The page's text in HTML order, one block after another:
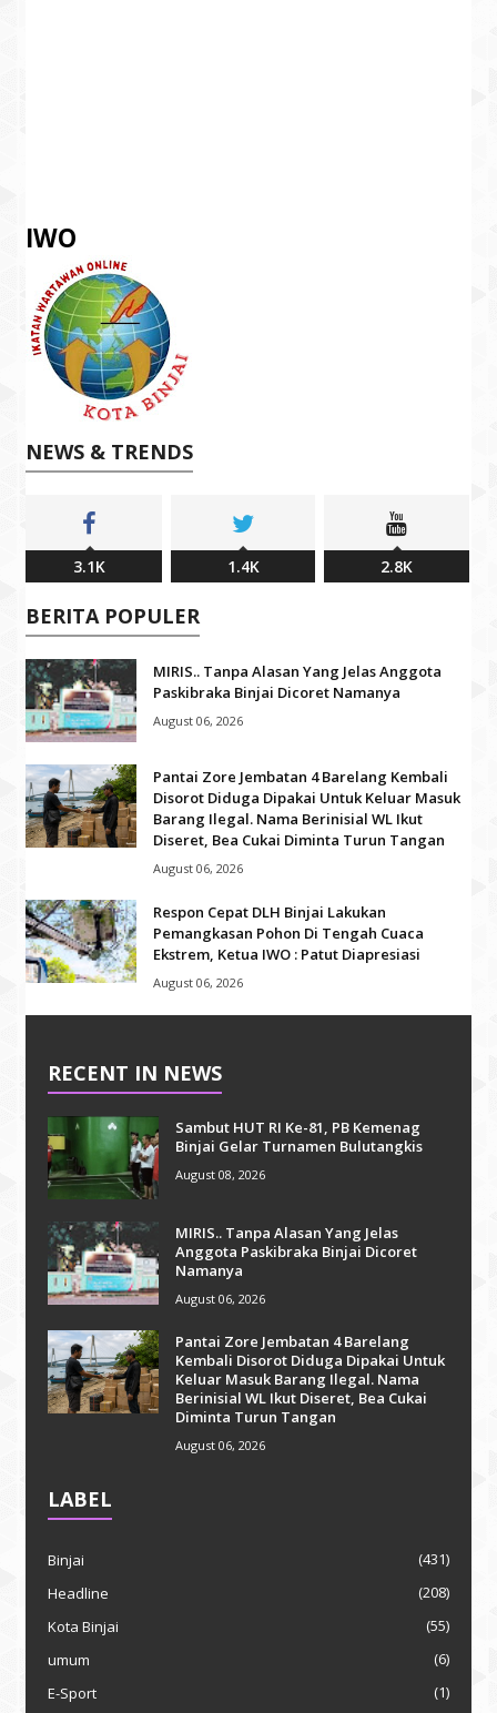
IWO
NEWS & TRENDS
3.1K 1.4K 2.8K
BERITA POPULER
MIRIS.. Tanpa Alasan Yang Jelas Anggota
Paskibraka Binjai Dicoret Namanya
August 06, 2026
Pantai Zore Jembatan 4 Barelang Kembali
Disorot Diduga Dipakai Untuk Keluar Masuk
Barang Ilegal. Nama Berinisial WL Ikut
Diseret, Bea Cukai Diminta Turun Tangan
August 06, 2026
Respon Cepat DLH Binjai Lakukan
Pemangkasan Pohon Di Tengah Cuaca
Ekstrem, Ketua IWO : Patut Diapresiasi
August 06, 2026
RECENT IN NEWS
Sambut HUT RI Ke-81, PB Kemenag
Binjai Gelar Turnamen Bulutangkis
August 08, 2026
MIRIS.. Tanpa Alasan Yang Jelas
Anggota Paskibraka Binjai Dicoret
Namanya
August 06, 2026
Pantai Zore Jembatan 4 Barelang
Kembali Disorot Diduga Dipakai Untuk
Keluar Masuk Barang Ilegal. Nama
Berinisial WL Ikut Diseret, Bea Cukai
Diminta Turun Tangan
August 06, 2026
LABEL
Binjai
(431)
Headline
(208)
Kota Binjai
(55)
umum
(6)
E-Sport
(1)